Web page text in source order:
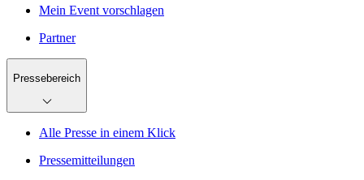
Mein Event vorschlagen
Partner
Pressebereich
Alle Presse in einem Klick
Pressemitteilungen